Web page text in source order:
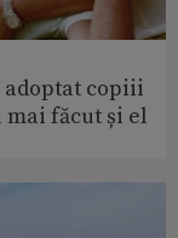
adoptat copiii
mai făcut și el